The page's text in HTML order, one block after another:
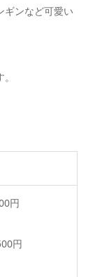
ギンなど可愛い
円
円